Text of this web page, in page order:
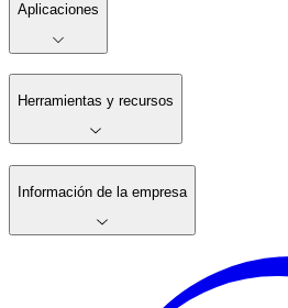
Aplicaciones
Herramientas y recursos
Información de la empresa